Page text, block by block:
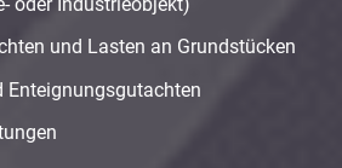
und Lasten an Grundstücken
Enteignungsgutachten